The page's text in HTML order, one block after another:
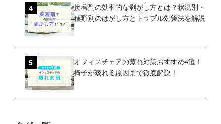
接着剤の効率的な剥がし方とは？状況別・
種類別のはがし方とトラブル対策法を解説
オフィスチェアの蒸れ対策おすすめ4選！
椅子が蒸れる原因まで徹底解説！